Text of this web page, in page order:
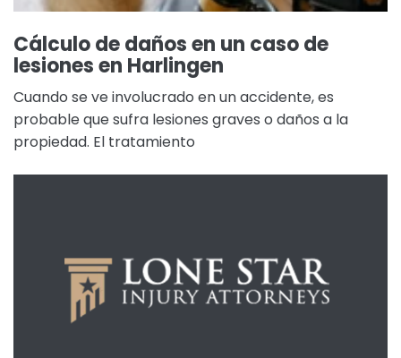
Cálculo de daños en un caso de
lesiones en Harlingen
Cuando se ve involucrado en un accidente, es
probable que sufra lesiones graves o daños a la
propiedad. El tratamiento